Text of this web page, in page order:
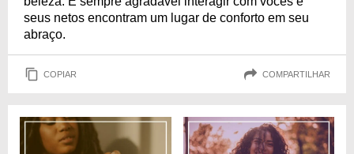
seus netos encontram um lugar de conforto em seu
abraço.
COPIAR COMPARTILHAR